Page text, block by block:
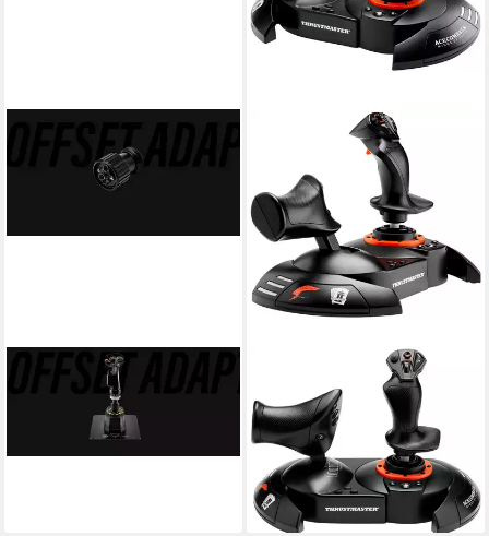
THRUSTMASTER
AVA Offset Adapter Joystick
lieferbar - in 3-4 Werktagen bei dir
T.Flight HOTAS NEO Ace
Combat 8 Wings of Theve
Edition (PC/P4/PS5) Joystick
129,99 €
11,87 €mtl. in 12 Raten
lieferbar in 8 Wochen